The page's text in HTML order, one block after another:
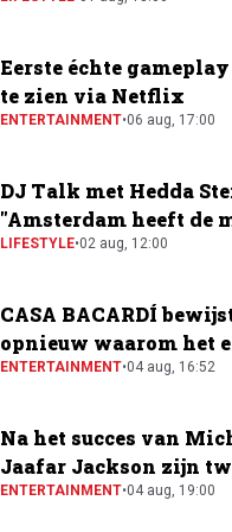
Eerste échte
te zien via Netflix
ENTERTAINMENT•06 aug, 17:00
DJ Talk met Hedda
"Amsterdam heeft de
festivalscene van
LIFESTYLE•02 aug, 12:00
CASA BACARDÍ
opnieuw waarom het
festivalfavoriet is
ENTERTAINMENT•04 aug, 16:52
Na het succes van
Jaafar Jackson zijn
naast Will Smith
ENTERTAINMENT•04 aug, 19:00